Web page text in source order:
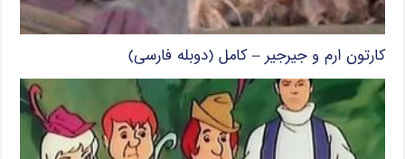
کارتون ارم و جیرجیر – کامل (دوبله فارسی)